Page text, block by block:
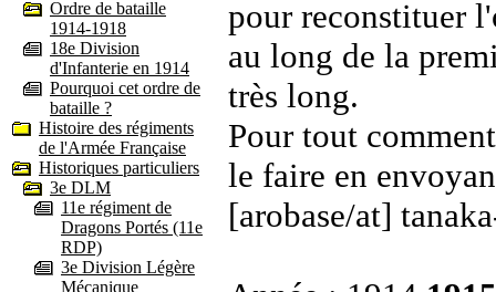
Ordre de bataille
1914-1918
18e Division
d'Infanterie en 1914
Pourquoi cet ordre de
bataille ?
Histoire des régiments
de l'Armée Française
Historiques particuliers
3e DLM
11e régiment de
Dragons Portés (11e
RDP)
3e Division Légère
Mécanique
pour reconstituer
au long de la
très long.
Pour tout
le faire en
[arobase/at]